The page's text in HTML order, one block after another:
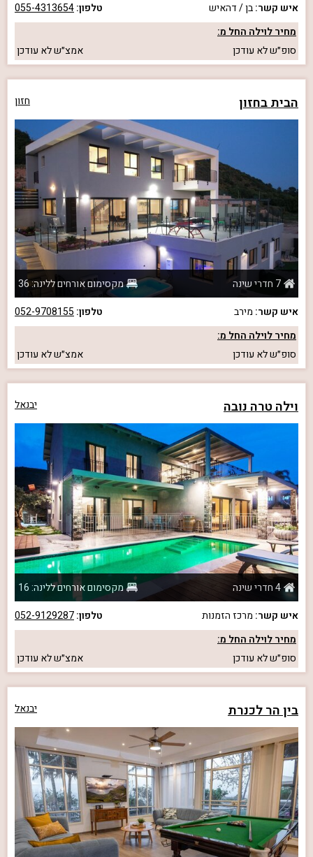
איש קשר:בן / דהאיש טלפון:055-4313654
מחיר לוילה החל מ:
סופ״שלא עודכן אמצ״שלא עודכן
הבית בחזון חזון
7 חדרי שינה
מקסימום אורחים ללינה: 36
איש קשר: מירב טלפון: 052-9708155
מחיר לוילה החל מ:
סופ״שלא עודכן אמצ״שלא עודכן
וילה טרה נובה יבנאל
4 חדרי שינה
מקסימום אורחים ללינה: 16
איש קשר: מרכז הזמנות טלפון:052-9129287
מחיר לוילה החל מ:
סופ״שלא עודכן אמצ״שלא עודכן
בין הר לכנרת יבנאל